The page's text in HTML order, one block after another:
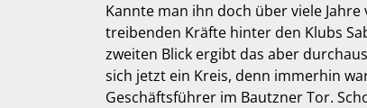
Kannte man ihn doch über viele
treibenden Kräfte hinter den Klubs
zweiten Blick ergibt das aber
sich jetzt ein Kreis, denn immerhin
Geschäftsführer im Bautzner Tor.